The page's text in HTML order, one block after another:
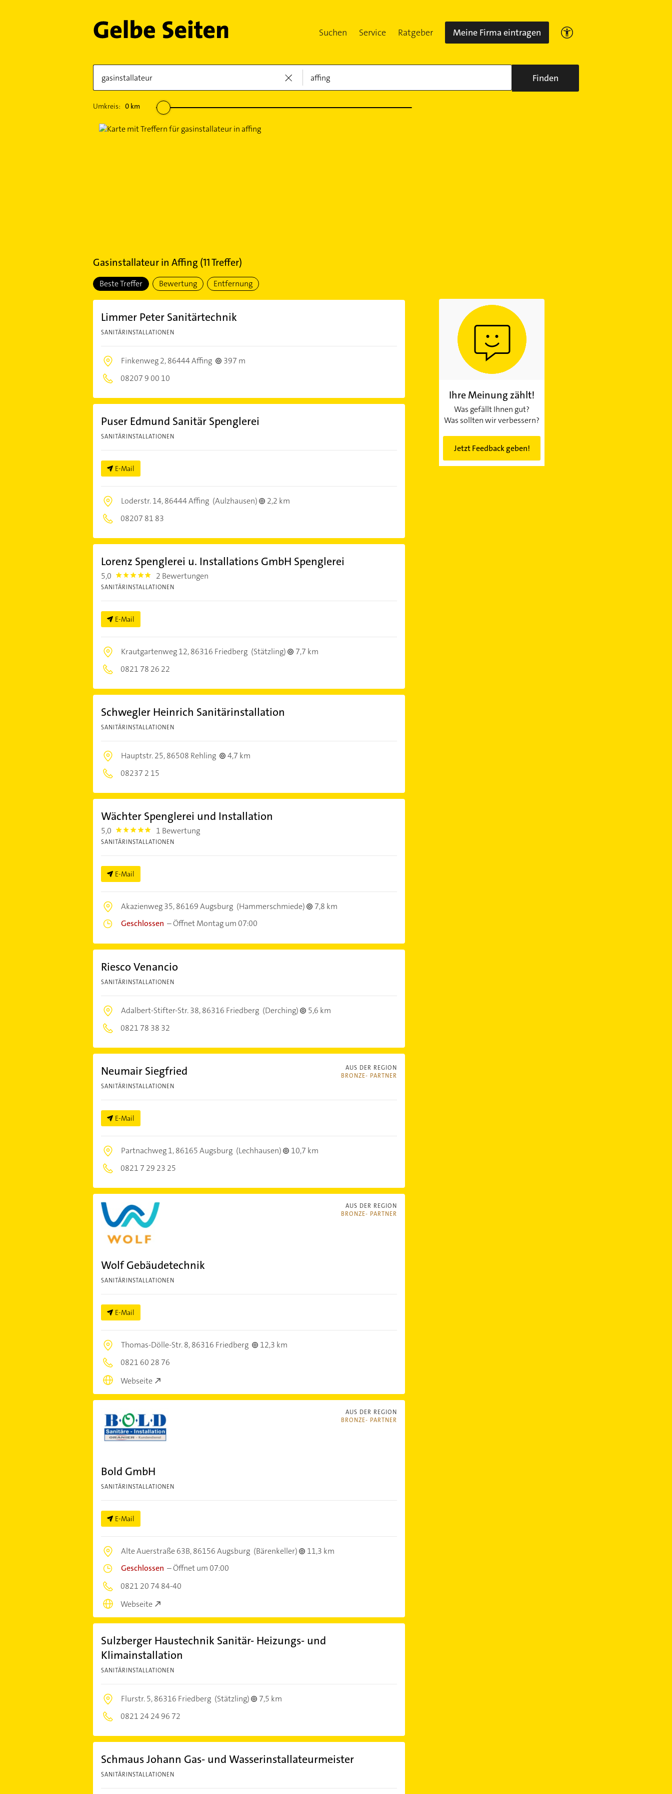
Suchen Service Ratgeber Meine Firma eintragen
Finden
Umkreis: 0km
Gasinstallateurin Affing (11Treffer)
Beste Treffer Bewertung Entfernung
Limmer Peter Sanitärtechnik
SANITÄRINSTALLATIONEN
Finkenweg 2,86444 Affing
397 m
08207 9 00 10
Puser Edmund Sanitär Spenglerei
SANITÄRINSTALLATIONEN
E-Mail
Loderstr. 14,86444 Affing (Aulzhausen)
2,2 km
08207 81 83
Lorenz Spenglerei u. Installations GmbH Spenglerei
5,0 5.0 2 Bewertungen
SANITÄRINSTALLATIONEN
E-Mail
Krautgartenweg 12,86316 Friedberg (Stätzling)
7,7 km
0821 78 26 22
Schwegler Heinrich Sanitärinstallation
SANITÄRINSTALLATIONEN
Hauptstr. 25,86508 Rehling
4,7 km
08237 2 15
Wächter Spenglerei und Installation
5,0 5.0 1 Bewertung
SANITÄRINSTALLATIONEN
E-Mail
Akazienweg 35,86169 Augsburg (Hammerschmiede)
7,8 km
Geschlossen –Öffnet Montag um 07:00
Riesco Venancio
SANITÄRINSTALLATIONEN
Adalbert-Stifter-Str. 38,86316 Friedberg (Derching)
5,6 km
0821 78 38 32
AUS DER REGION
BRONZE- PARTNER
Neumair Siegfried
SANITÄRINSTALLATIONEN
E-Mail
Partnachweg 1,86165 Augsburg (Lechhausen)
10,7 km
0821 7 29 23 25
AUS DER REGION
BRONZE- PARTNER
Wolf Gebäudetechnik
SANITÄRINSTALLATIONEN
E-Mail
Thomas-Dölle-Str. 8,86316 Friedberg
12,3 km
0821 60 28 76
Webseite
AUS DER REGION
BRONZE- PARTNER
Bold GmbH
SANITÄRINSTALLATIONEN
E-Mail
Alte Auerstraße 63B,86156 Augsburg (Bärenkeller)
11,3 km
Geschlossen –Öffnet um 07:00
0821 20 74 84-40
Webseite
Sulzberger Haustechnik Sanitär- Heizungs- und
Klimainstallation
SANITÄRINSTALLATIONEN
Flurstr. 5,86316 Friedberg (Stätzling)
7,5 km
0821 24 24 96 72
Schmaus Johann Gas- und Wasserinstallateurmeister
SANITÄRINSTALLATIONEN
Ihre Meinung zählt!
Was gefällt Ihnen gut?
Was sollten wir verbessern?
Jetzt Feedback geben!